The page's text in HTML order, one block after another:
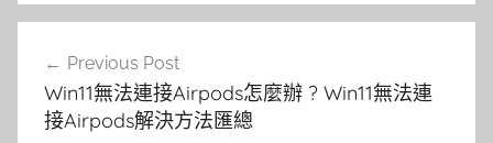
章
導
Previous Post
Win11無法連接Airpods怎麼辦 ? Win11無法連
接Airpods解決方法匯總